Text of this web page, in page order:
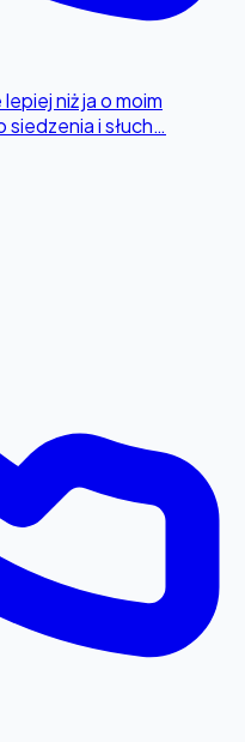
niż ja o moim
i słuch…